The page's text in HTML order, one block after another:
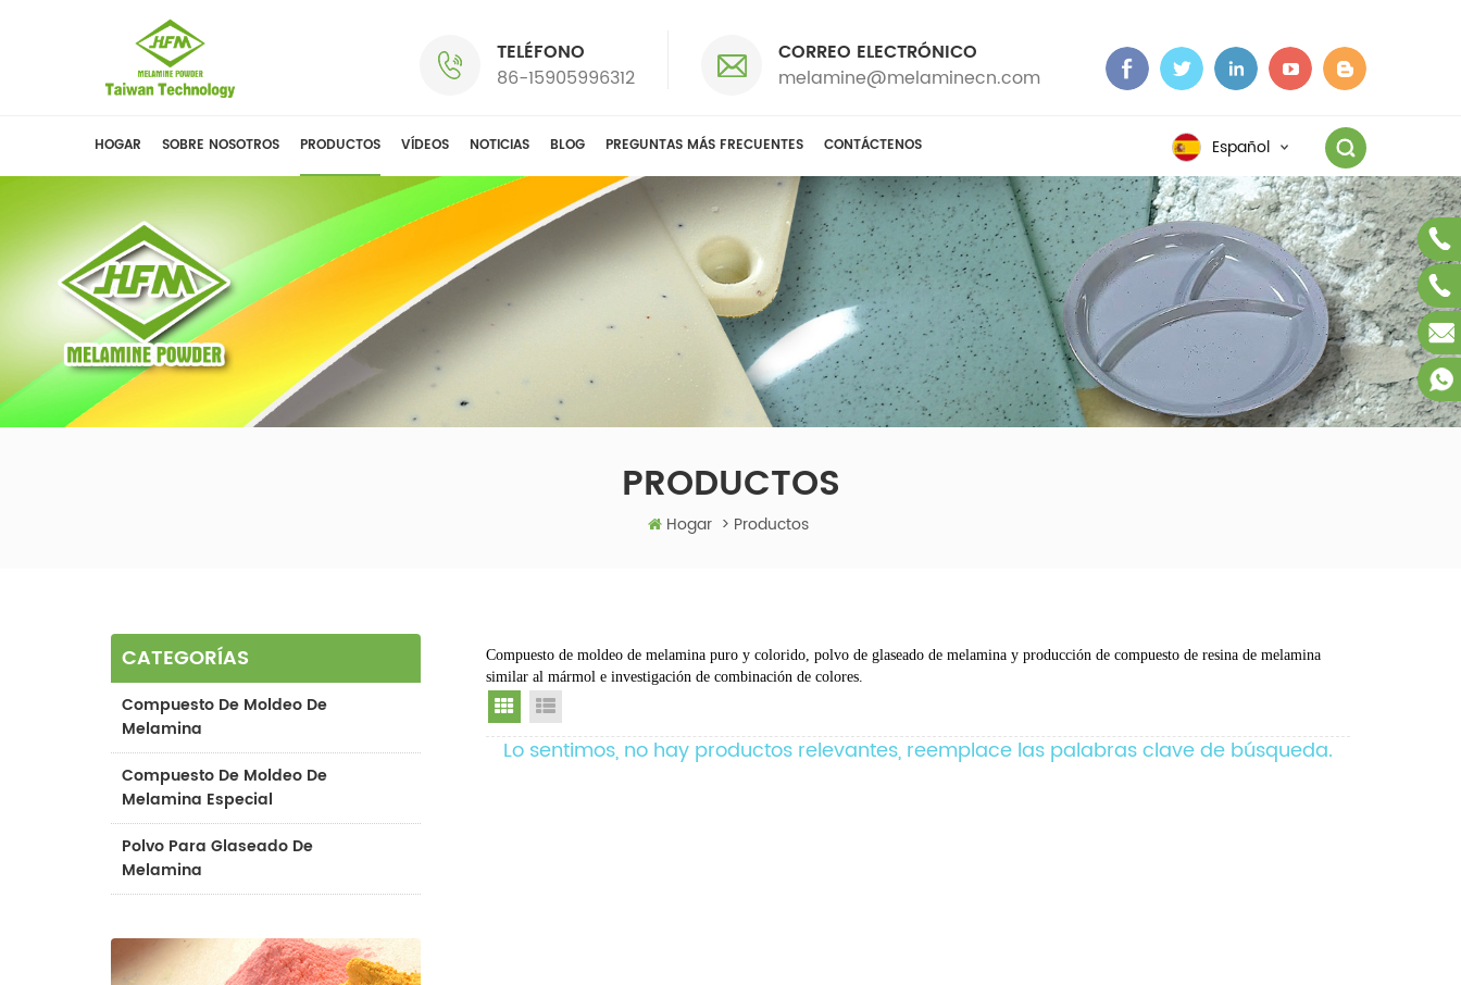
TELÉFONO
86-15905996312
CORREO ELECTRÓNICO
melamine@melaminecn.com
Español
HOGAR SOBRE NOSOTROS PRODUCTOS VÍDEOS NOTICIAS BLOG PREGUNTAS MÁS FRECUENTES CONTÁCTENOS
PRODUCTOS
Hogar > Productos
CATEGORÍAS
Compuesto De Moldeo De
Melamina
Compuesto De Moldeo De
Melamina Especial
Polvo Para Glaseado De
Melamina
Compuesto de moldeo de melamina puro y colorido, polvo de glaseado de melamina y producción de compuesto de resina de melamina
similar al mármol e investigación de combinación de colores.
Grid View
Lo sentimos, no hay productos relevantes, reemplace las palabras clave de búsqueda.